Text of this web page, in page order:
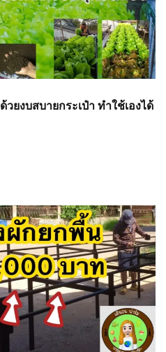
ยงบสบายกระเป๋า ทำใช้เองได้